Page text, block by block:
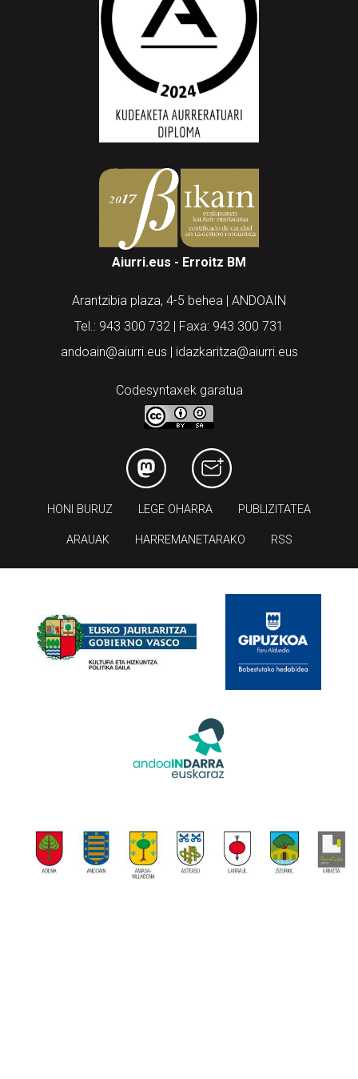
Aiurri.eus - Erroitz BM
Arantzibia plaza, 4-5 behea | ANDOAIN
Tel.: 943 300 732 | Faxa: 943 300 731
andoain@aiurri.eus | idazkaritza@aiurri.eus
Codesyntaxek garatua
HONI BURUZ LEGE OHARRA PUBLIZITATEA
ARAUAK HARREMANETARAKO RSS